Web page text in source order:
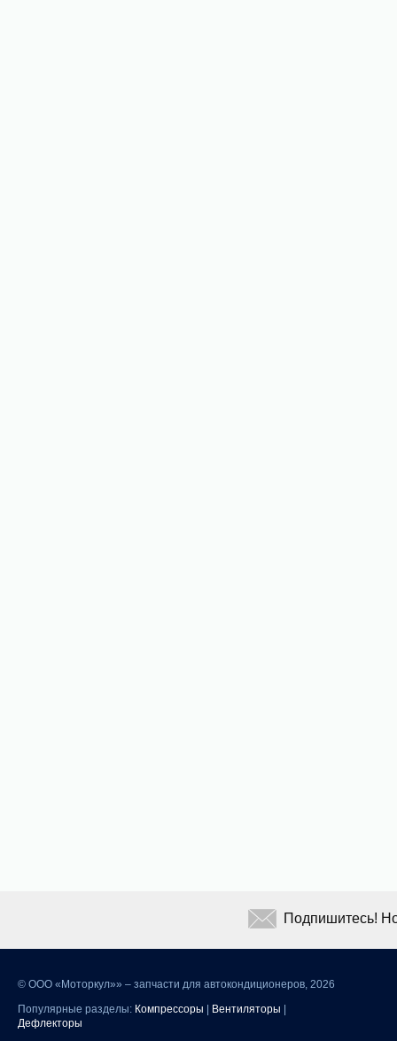
© ООО «Моторкул»» – запчасти для автокондиционеров, 2026
Популярные разделы: Компрессоры Вентиляторы
Дефлекторы
Подпишитесь!